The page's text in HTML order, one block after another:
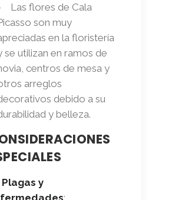
Las flores de Cala
son muy
en la floristería
se utilizan en ramos de
centros de mesa y
arreglos
debido a su
y belleza.
Plagas y
: